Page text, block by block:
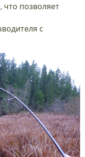
что позволяет
с